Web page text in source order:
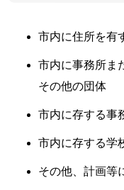
市内に住所を有
市内に事務所ま
その他の団体
市内に存する事
市内に存する学
その他、計画等